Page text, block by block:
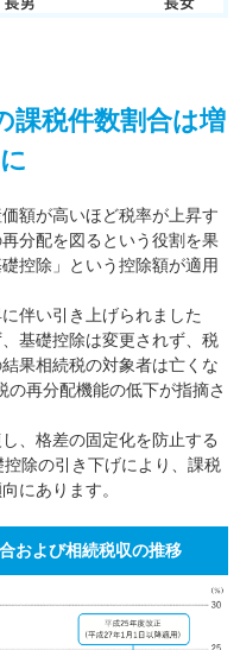
課税件数割合は増
額が高いほど税率が上昇す
分配を図るという役割を果
控除」という控除額が適用
伴い引き上げられました
基礎控除は変更されず、税
果相続税の対象者は亡くな
の再分配機能の低下が指摘さ
、格差の固定化を防止する
除の引き下げにより、課税
にあります。
および相続税収の推移